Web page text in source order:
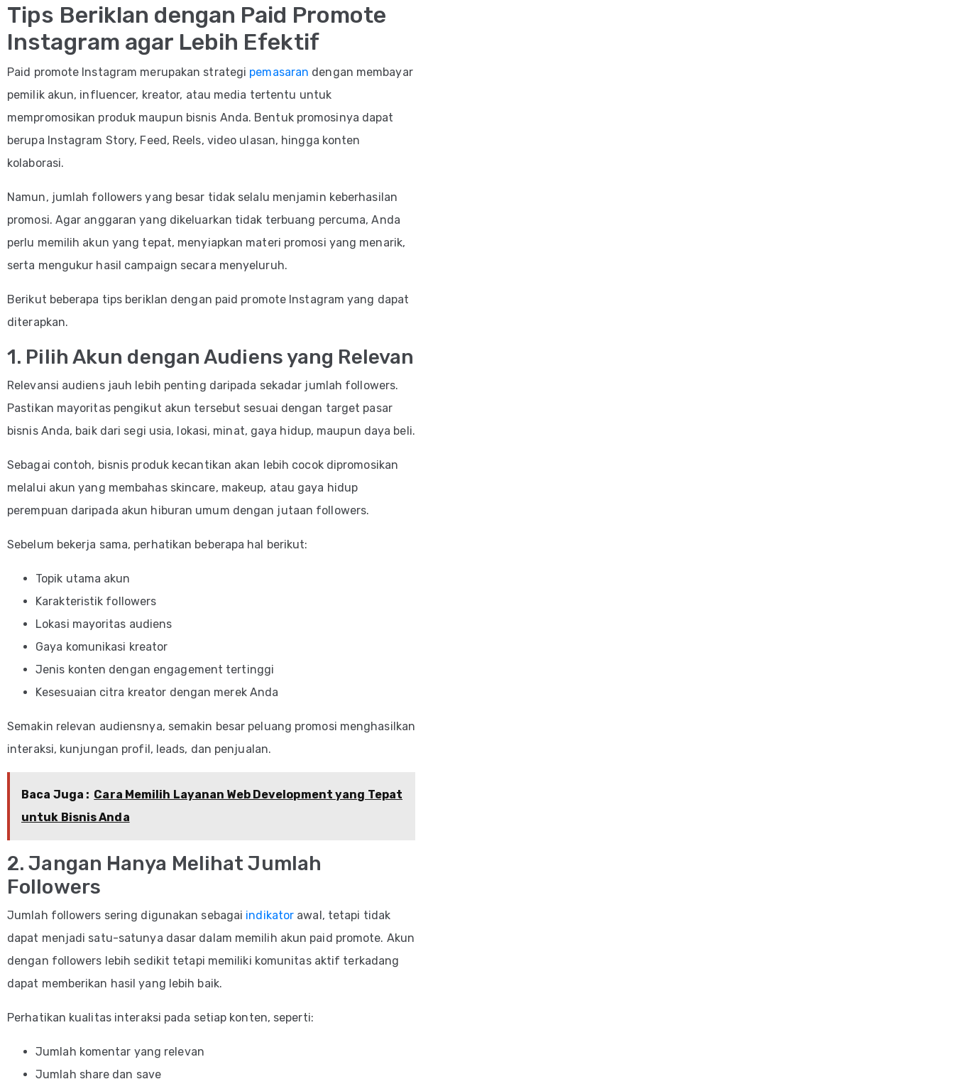
Tips Beriklan dengan Paid Promote
Instagram agar Lebih Efektif
Paid promote Instagram merupakan strategi pemasaran dengan membayar
pemilik akun, influencer, kreator, atau media tertentu untuk
mempromosikan produk maupun bisnis Anda. Bentuk promosinya dapat
berupa Instagram Story, Feed, Reels, video ulasan, hingga konten
kolaborasi.
Namun, jumlah followers yang besar tidak selalu menjamin keberhasilan
promosi. Agar anggaran yang dikeluarkan tidak terbuang percuma, Anda
perlu memilih akun yang tepat, menyiapkan materi promosi yang menarik,
serta mengukur hasil campaign secara menyeluruh.
Berikut beberapa tips beriklan dengan paid promote Instagram yang dapat
diterapkan.
1. Pilih Akun dengan Audiens yang Relevan
Relevansi audiens jauh lebih penting daripada sekadar jumlah followers.
Pastikan mayoritas pengikut akun tersebut sesuai dengan target pasar
bisnis Anda, baik dari segi usia, lokasi, minat, gaya hidup, maupun daya beli.
Sebagai contoh, bisnis produk kecantikan akan lebih cocok dipromosikan
melalui akun yang membahas skincare, makeup, atau gaya hidup
perempuan daripada akun hiburan umum dengan jutaan followers.
Sebelum bekerja sama, perhatikan beberapa hal berikut:
Topik utama akun
Karakteristik followers
Lokasi mayoritas audiens
Gaya komunikasi kreator
Jenis konten dengan engagement tertinggi
Kesesuaian citra kreator dengan merek Anda
Semakin relevan audiensnya, semakin besar peluang promosi menghasilkan
interaksi, kunjungan profil, leads, dan penjualan.
Baca Juga : Cara Memilih Layanan Web Development yang Tepat
untuk Bisnis Anda
2. Jangan Hanya Melihat Jumlah
Followers
Jumlah followers sering digunakan sebagai indikator awal, tetapi tidak
dapat menjadi satu-satunya dasar dalam memilih akun paid promote. Akun
dengan followers lebih sedikit tetapi memiliki komunitas aktif terkadang
dapat memberikan hasil yang lebih baik.
Perhatikan kualitas interaksi pada setiap konten, seperti:
Jumlah komentar yang relevan
Jumlah share dan save